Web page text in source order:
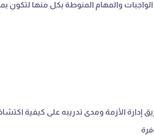
والمهام المنوطة بكل منها لتكون
الأزمة ومدى تدريبه على كيفية اكتشاف